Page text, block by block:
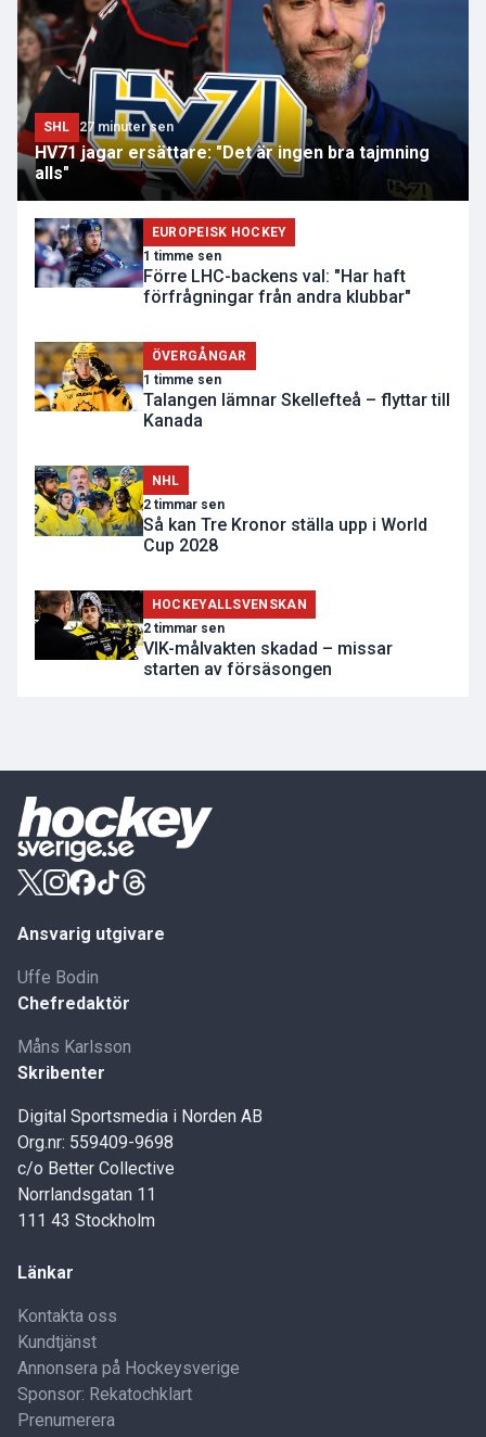
SHL 27 minuter sen
HV71 jagar ersättare: "Det är ingen bra tajmning
alls"
EUROPEISK HOCKEY
1 timme sen
Förre LHC-backens val: "Har haft
förfrågningar från andra klubbar"
ÖVERGÅNGAR
1 timme sen
Talangen lämnar Skellefteå – flyttar till
Kanada
NHL
2 timmar sen
Så kan Tre Kronor ställa upp i World
Cup 2028
HOCKEYALLSVENSKAN
2 timmar sen
VIK-målvakten skadad – missar
starten av försäsongen
Ansvarig utgivare
Uffe Bodin
Chefredaktör
Måns Karlsson
Skribenter
Digital Sportsmedia i Norden AB
Org.nr: 559409-9698
c/o Better Collective
Norrlandsgatan 11
111 43 Stockholm
Länkar
Kontakta oss
Kundtjänst
Annonsera på Hockeysverige
Sponsor: Rekatochklart
Prenumerera